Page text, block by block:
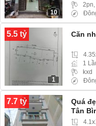
10
5.5 tỷ
1
Căn
1
kxd
7.7 tỷ
Quá
Tân